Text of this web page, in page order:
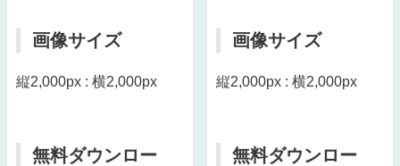
画像サイズ
縦2,000px : 横2,000px
無料ダウンロー
画像サイズ
縦2,000px : 横2,000px
無料ダウンロー